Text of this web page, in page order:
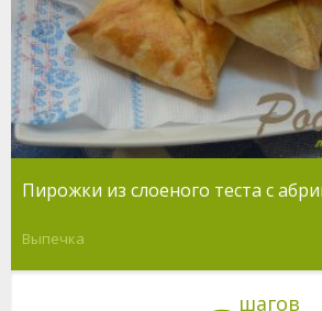
Пирожки из слоеного теста с
Выпечка
шагов